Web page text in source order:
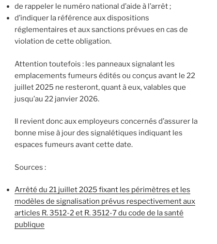
de rappeler le numéro national d’aide à l’arrêt ;
d’indiquer la référence aux dispositions
réglementaires et aux sanctions prévues en cas de
violation de cette obligation.
Attention toutefois : les panneaux signalant les
emplacements fumeurs édités ou conçus avant le 22
juillet 2025 ne resteront, quant à eux, valables que
jusqu’au 22 janvier 2026.
Il revient donc aux employeurs concernés d’assurer la
bonne mise à jour des signalétiques indiquant les
espaces fumeurs avant cette date.
Sources :
Arrêté du 21 juillet 2025 fixant les périmètres et les
modèles de signalisation prévus respectivement aux
articles R. 3512-2 et R. 3512-7 du code de la santé
publique